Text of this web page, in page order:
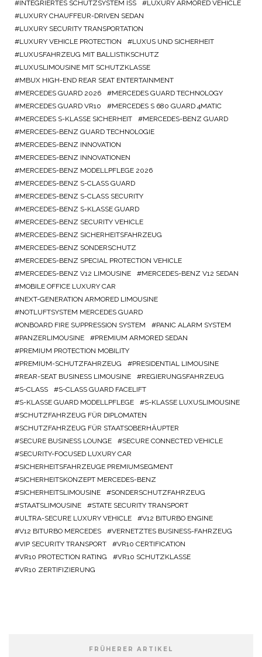
INTEGRIERTES SCHUTZSYSTEM ISS
LUXURY ARMORED VEHICLE
LUXURY CHAUFFEUR-DRIVEN SEDAN
LUXURY SECURITY TRANSPORTATION
LUXURY VEHICLE PROTECTION
LUXUS UND SICHERHEIT
LUXUSFAHRZEUG MIT BALLISTIKSCHUTZ
LUXUSLIMOUSINE MIT SCHUTZKLASSE
MBUX HIGH-END REAR SEAT ENTERTAINMENT
MERCEDES GUARD 2026
MERCEDES GUARD TECHNOLOGY
MERCEDES GUARD VR10
MERCEDES S 680 GUARD 4MATIC
MERCEDES S-KLASSE SICHERHEIT
MERCEDES-BENZ GUARD
MERCEDES-BENZ GUARD TECHNOLOGIE
MERCEDES-BENZ INNOVATION
MERCEDES-BENZ INNOVATIONEN
MERCEDES-BENZ MODELLPFLEGE 2026
MERCEDES-BENZ S-CLASS GUARD
MERCEDES-BENZ S-CLASS SECURITY
MERCEDES-BENZ S-KLASSE GUARD
MERCEDES-BENZ SECURITY VEHICLE
MERCEDES-BENZ SICHERHEITSFAHRZEUG
MERCEDES-BENZ SONDERSCHUTZ
MERCEDES-BENZ SPECIAL PROTECTION VEHICLE
MERCEDES-BENZ V12 LIMOUSINE
MERCEDES-BENZ V12 SEDAN
MOBILE OFFICE LUXURY CAR
NEXT-GENERATION ARMORED LIMOUSINE
NOTLUFTSYSTEM MERCEDES GUARD
ONBOARD FIRE SUPPRESSION SYSTEM
PANIC ALARM SYSTEM
PANZERLIMOUSINE
PREMIUM ARMORED SEDAN
PREMIUM PROTECTION MOBILITY
PREMIUM-SCHUTZFAHRZEUG
PRESIDENTIAL LIMOUSINE
REAR-SEAT BUSINESS LIMOUSINE
REGIERUNGSFAHRZEUG
S-CLASS
S-CLASS GUARD FACELIFT
S-KLASSE GUARD MODELLPFLEGE
S-KLASSE LUXUSLIMOUSINE
SCHUTZFAHRZEUG FÜR DIPLOMATEN
SCHUTZFAHRZEUG FÜR STAATSOBERHÄUPTER
SECURE BUSINESS LOUNGE
SECURE CONNECTED VEHICLE
SECURITY-FOCUSED LUXURY CAR
SICHERHEITSFAHRZEUGE PREMIUMSEGMENT
SICHERHEITSKONZEPT MERCEDES-BENZ
SICHERHEITSLIMOUSINE
SONDERSCHUTZFAHRZEUG
STAATSLIMOUSINE
STATE SECURITY TRANSPORT
ULTRA-SECURE LUXURY VEHICLE
V12 BITURBO ENGINE
V12 BITURBO MERCEDES
VERNETZTES BUSINESS-FAHRZEUG
VIP SECURITY TRANSPORT
VR10 CERTIFICATION
VR10 PROTECTION RATING
VR10 SCHUTZKLASSE
VR10 ZERTIFIZIERUNG
FRÜHERER ARTIKEL